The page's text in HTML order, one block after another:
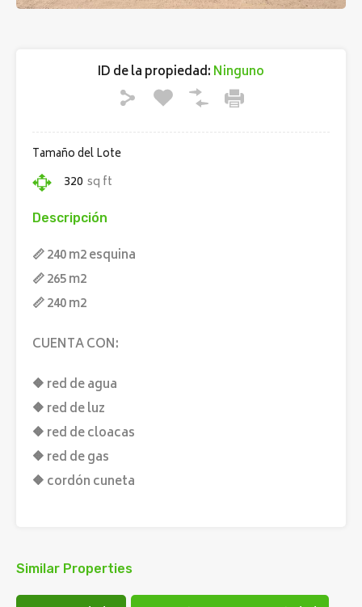
ID de la propiedad:Ninguno
Tamaño del Lote
320 sq ft
Descripción
📏 240 m2 esquina
📏 265 m2
📏 240 m2
CUENTA CON:
🔶 red de agua
🔶 red de luz
🔶 red de cloacas
🔶 red de gas
🔶 cordón cuneta
Similar Properties